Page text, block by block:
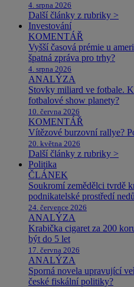
4. srpna 2026
Další články z rubriky >
Investování
KOMENTÁŘ
Vyšší časová prémie u
špatná zpráva pro trhy?
4. srpna 2026
ANALÝZA
Stovky miliard ve fotbale.
fotbalové show planety?
10. června 2026
KOMENTÁŘ
Vítězové burzovní rallye?
20. května 2026
Další články z rubriky >
Politika
ČLÁNEK
Soukromí zemědělci tvrdě
podnikatelské prostředí
24. července 2026
ANALÝZA
Krabička cigaret za 200
být do 5 let
17. června 2026
ANALÝZA
Sporná novela upravující
české fiskální politiky?